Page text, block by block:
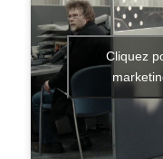
Cliquez